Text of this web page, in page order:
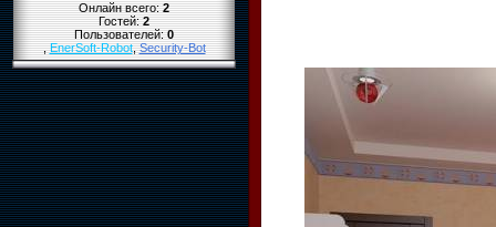
Онлайн всего:2
Гостей:2
Пользователей:0
,EnerSoft-Robot,Security-Bot